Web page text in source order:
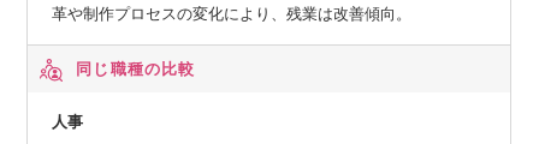
で設計されています。
革や制作プロセスの変化により、残業は改善傾向。
同じ職種の比較
人事